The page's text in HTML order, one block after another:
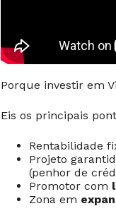
Porque investir em
Eis os principais
Rentabilidade
Projeto
(penhor de
Promotor com
Zona em